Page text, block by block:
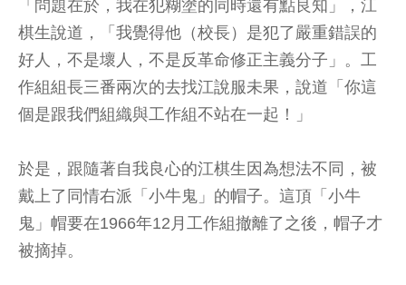
「問題在於，我在犯糊塗的同時還有點良知」，江
棋生說道，「我覺得他（校長）是犯了嚴重錯誤的
好人，不是壞人，不是反革命修正主義分子」。工
作組組長三番兩次的去找江說服未果，說道「你這
個是跟我們組織與工作組不站在一起！」
於是，跟隨著自我良心的江棋生因為想法不同，被
戴上了同情右派「小牛鬼」的帽子。這頂「小牛
鬼」帽要在1966年12月工作組撤離了之後，帽子才
被摘掉。